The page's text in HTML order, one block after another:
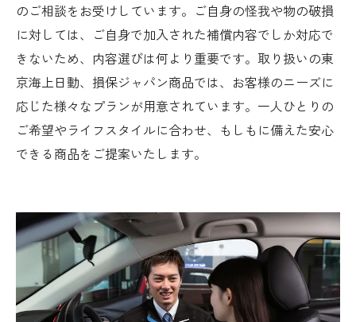
のご相談をお受けしています。ご自身の怪我や物の破損
に対しては、ご自身で加入された補償内容でしか対応で
きないため、内容選びは何より重要です。取り扱いの東
京海上日動、損保ジャパン商品では、お客様のニーズに
応じた様々なプランが用意されています。一人ひとりの
ご希望やライフスタイルに合わせ、もしもに備えた安心
できる商品をご提案いたします。